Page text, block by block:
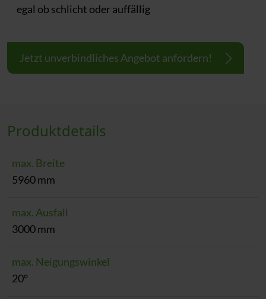
egal ob schlicht oder auffällig
Jetzt unverbindliches Angebot anfordern!
Produktdetails
max. Breite
5960 mm
max. Ausfall
3000 mm
max. Neigungswinkel
20°